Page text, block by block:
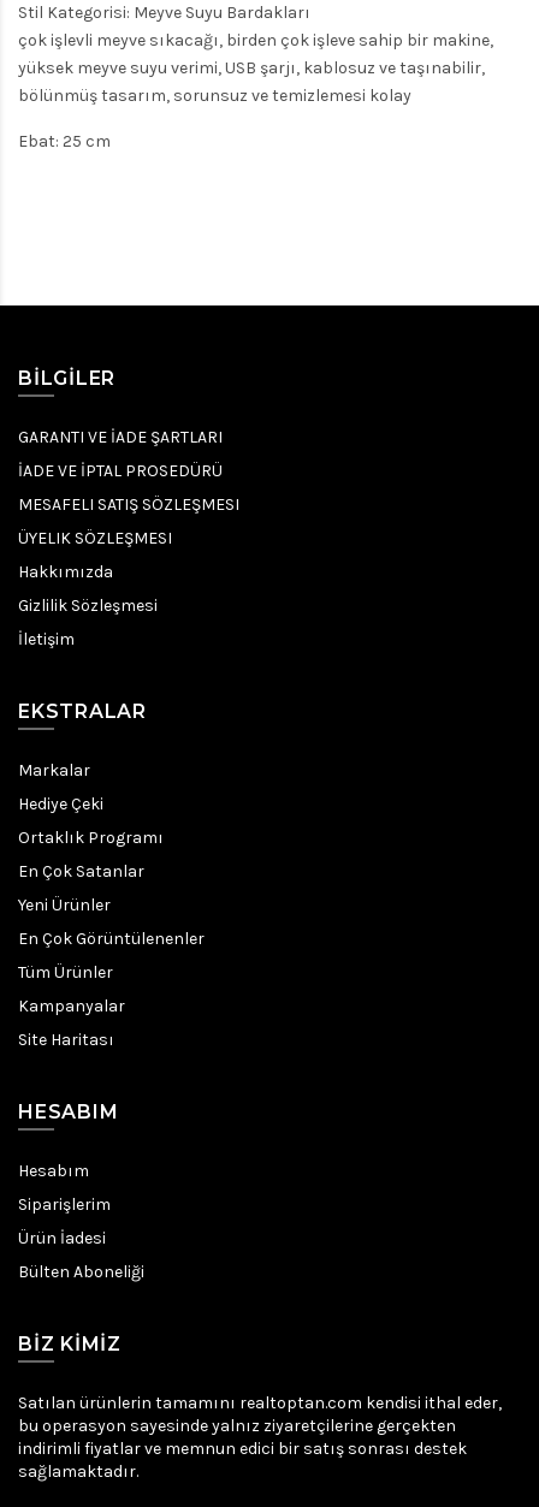
Stil Kategorisi: Meyve Suyu Bardakları
çok işlevli meyve sıkacağı, birden çok işleve sahip bir makine,
yüksek meyve suyu verimi, USB şarjı, kablosuz ve taşınabilir,
bölünmüş tasarım, sorunsuz ve temizlemesi kolay
Ebat: 25 cm
BILGILER
GARANTI VE İADE ŞARTLARI
İADE VE İPTAL PROSEDÜRÜ
MESAFELI SATIŞ SÖZLEŞMESI
ÜYELIK SÖZLEŞMESI
Hakkımızda
Gizlilik Sözleşmesi
İletişim
EKSTRALAR
Markalar
Hediye Çeki
Ortaklık Programı
En Çok Satanlar
Yeni Ürünler
En Çok Görüntülenenler
Tüm Ürünler
Kampanyalar
Site Haritası
HESABIM
Hesabım
Siparişlerim
Ürün İadesi
Bülten Aboneliği
BIZ KIMIZ
Satılan ürünlerin tamamını realtoptan.com kendisi ithal eder,
bu operasyon sayesinde yalnız ziyaretçilerine gerçekten
indirimli fiyatlar ve memnun edici bir satış sonrası destek
sağlamaktadır.